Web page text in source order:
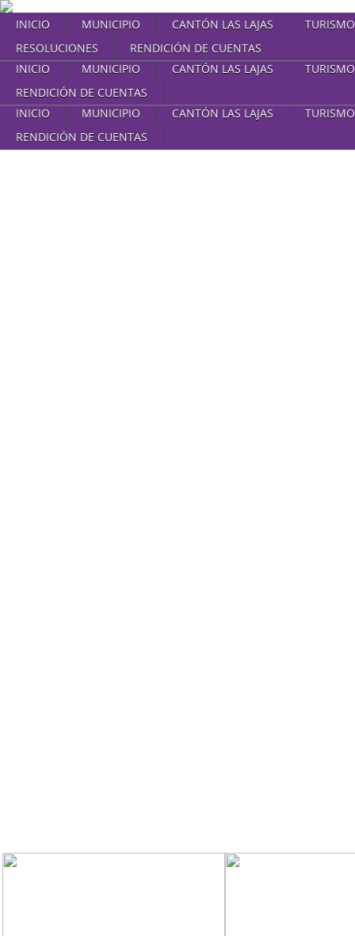
INICIO MUNICIPIO CANTÓN LAS LAJAS
TURISMO
RESOLUCIONES
RENDICIÓN DE CUENTAS